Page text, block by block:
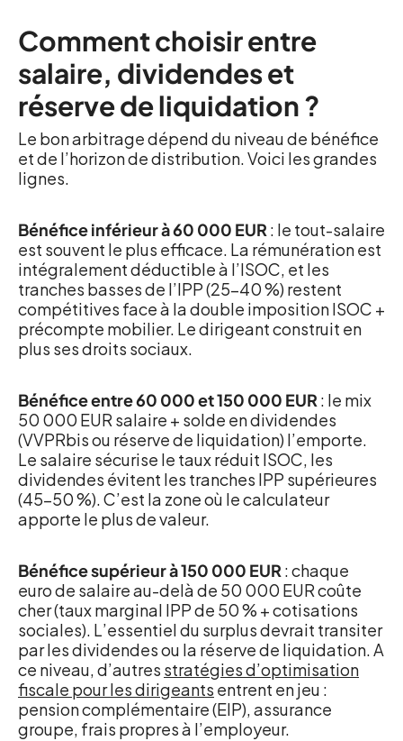
Comment choisir entre
salaire, dividendes et
réserve de liquidation ?
Le bon arbitrage dépend du niveau de bénéfice
et de l’horizon de distribution. Voici les grandes
lignes.
Bénéfice inférieur à 60 000 EUR : le tout-salaire
est souvent le plus efficace. La rémunération est
intégralement déductible à l’ISOC, et les
tranches basses de l’IPP (25-40 %) restent
compétitives face à la double imposition ISOC +
précompte mobilier. Le dirigeant construit en
plus ses droits sociaux.
Bénéfice entre 60 000 et 150 000 EUR : le mix
50 000 EUR salaire + solde en dividendes
(VVPRbis ou réserve de liquidation) l’emporte.
Le salaire sécurise le taux réduit ISOC, les
dividendes évitent les tranches IPP supérieures
(45-50 %). C’est la zone où le calculateur
apporte le plus de valeur.
Bénéfice supérieur à 150 000 EUR : chaque
euro de salaire au-delà de 50 000 EUR coûte
cher (taux marginal IPP de 50 % + cotisations
sociales). L’essentiel du surplus devrait transiter
par les dividendes ou la réserve de liquidation. A
ce niveau, d’autres stratégies d’optimisation
fiscale pour les dirigeants entrent en jeu :
pension complémentaire (EIP), assurance
groupe, frais propres à l’employeur.